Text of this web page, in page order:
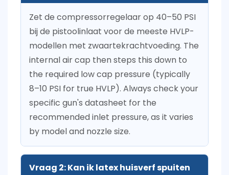
Zet de compressorregelaar op 40–50 PSI
bij de pistoolinlaat voor de meeste HVLP-
modellen met zwaartekrachtvoeding. The
internal air cap then steps this down to
the required low cap pressure (typically
8–10 PSI for true HVLP). Always check your
specific gun's datasheet for the
recommended inlet pressure, as it varies
by model and nozzle size.
Vraag 2: Kan ik latex huisverf spuiten